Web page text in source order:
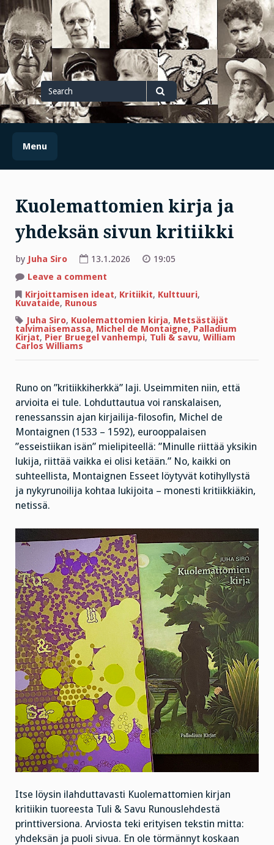
Skip
to
content
Search
for
Search
Menu
Kuolemattomien kirja ja
yhdeksän sivun kritiikki
by Juha Siro 13.1.2026
19:05
Leave a comment
kirja
sivun
kritiikki
Kirjoittamisen ideat, Kritiikit, Kulttuuri,
Kuvataide, Runous
Juha Siro, Kuolemattomien kirja, Metsästäjät
talvimaisemassa, Michel de Montaigne, Palladium
Kirjat, Pier Bruegel vanhempi, Tuli & savu, William
Carlos Williams
Runo on ”kritiikkiherkkä” laji. Useimmiten niin, että
arvioita ei tule. Lohduttautua voi ranskalaisen,
renessanssin ajan kirjailija-filosofin, Michel de
Montaignen (1533 – 1592), eurooppalaisen
”esseistiikan isän” mielipiteellä: ”Minulle riittää yksikin
lukija, riittää vaikka ei olisi ketään.” No, kaikki on
suhteellista, Montaignen Esseet löytyvät kotihyllystä
ja nykyrunoilija kohtaa lukijoita – monesti kritiikkiäkin,
netissä.
Itse löysin ilahduttavasti Kuolemattomien kirjan
kritiikin tuoreesta Tuli & Savu Runouslehdestä
printtiversiona. Arviosta teki erityisen tekstin mitta:
yhdeksän ja puoli sivua. En ole törmännyt koskaan